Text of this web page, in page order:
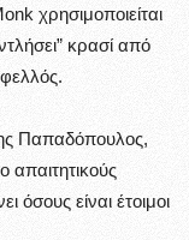
χρησιμοποιείται
κρασί από
Παπαδόπουλος,
απαιτητικούς
όσους είναι έτοιμοι